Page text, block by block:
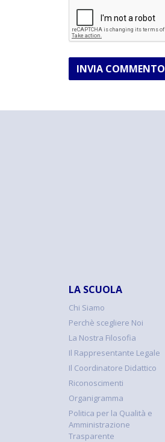
INVIA COMMENTO
LA SCUOLA
Chi Siamo
Perchè scegliere Noi
La Nostra Filosofia
Il Rappresentante Legale
Il Coordinatore Didattico
Riconoscimenti
Organigramma
Politica per la Qualità e
Amministrazione
Trasparente